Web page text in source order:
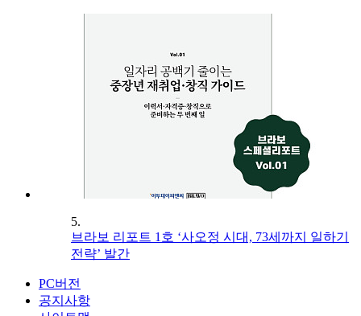
5.
브라보 리포트 1호 ‘사오정 시대, 73세까지 일하기
전략’ 발간
PC버전
공지사항